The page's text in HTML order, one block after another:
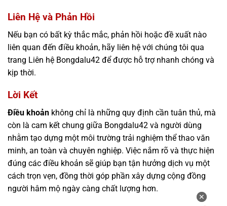
Liên Hệ và Phản Hồi
Nếu bạn có bất kỳ thắc mắc, phản hồi hoặc đề xuất nào
liên quan đến điều khoản, hãy liên hệ với chúng tôi qua
trang Liên hệ Bongdalu42 để được hỗ trợ nhanh chóng và
kịp thời.
Lời Kết
Điều khoản không chỉ là những quy định cần tuân thủ, mà
còn là cam kết chung giữa Bongdalu42 và người dùng
nhằm tạo dựng một môi trường trải nghiệm thể thao văn
minh, an toàn và chuyên nghiệp. Việc nắm rõ và thực hiện
đúng các điều khoản sẽ giúp bạn tận hưởng dịch vụ một
cách trọn vẹn, đồng thời góp phần xây dựng cộng đồng
người hâm mộ ngày càng chất lượng hơn.
✕
✕